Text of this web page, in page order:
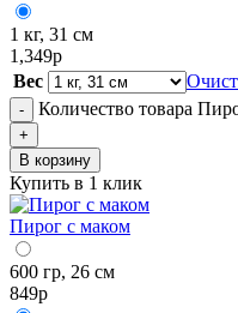
1 кг, 31 см
1,349р
Вес
- Количество товара
+
В корзину
Купить в 1 клик
Пирог с маком
600 гр, 26 см
849р